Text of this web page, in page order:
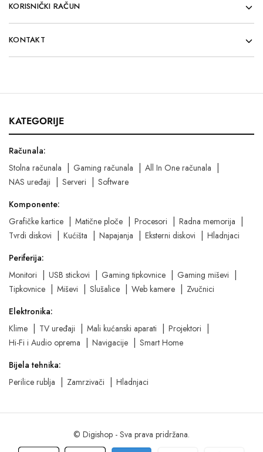
KORISNIČKI RAČUN
KONTAKT
KATEGORIJE
Računala:
Stolna računala
Gaming računala
All In One računala
NAS uređaji
Serveri
Software
Komponente:
Grafičke kartice
Matične ploče Procesori
Radna memorija
Tvrdi diskovi
Kućišta Napajanja Eksterni diskovi
Hladnjaci
Periferija:
Monitori
USB stickovi Gaming tipkovnice
Gaming miševi
Tipkovnice
Miševi Slušalice Web kamere
Zvučnici
Elektronika:
Klime
TV uređaji Mali kućanski aparati
Projektori
Hi-Fi i Audio oprema
Navigacije
Smart Home
Bijela tehnika:
Perilice rublja
Zamrzivači Hladnjaci
© Digishop - Sva prava pridržana.